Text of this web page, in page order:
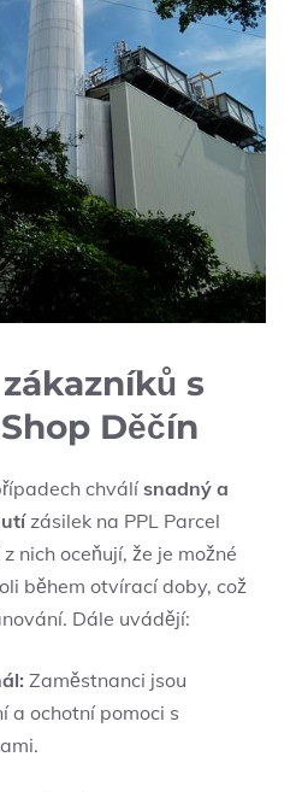
s
Děčín
chválísnadný a
zásilek na PPL Parcel
nich oceňují, že je možné
během otvírací doby, což
Dále uvádějí:
Zaměstnanci jsou
a ochotní pomoci s